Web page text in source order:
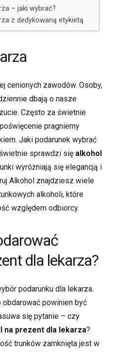
– jaki wybrać?
z dedykowaną etykietą
cenionych zawodów. Osoby,
dbają o nasze
Często za świetnie
pragniemy
Jaki podarunek wybrać
sprawdzi się alkohol
wyróżniają się elegancją i
Alkohol znajdziesz wiele
alkoholi, które
względem odbiorcy.
dla lekarza?
podarunku dla lekarza.
powinien być
się pytanie – czy
na prezent dla lekarza?
trunków zamknięta jest w